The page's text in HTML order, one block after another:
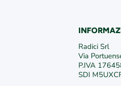
@vivaifedericiroma
VivaiFederici1981/
Radici Srl
Via
P.IVA
SDI